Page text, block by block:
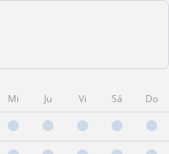
Mi Ju Vi Sá Do